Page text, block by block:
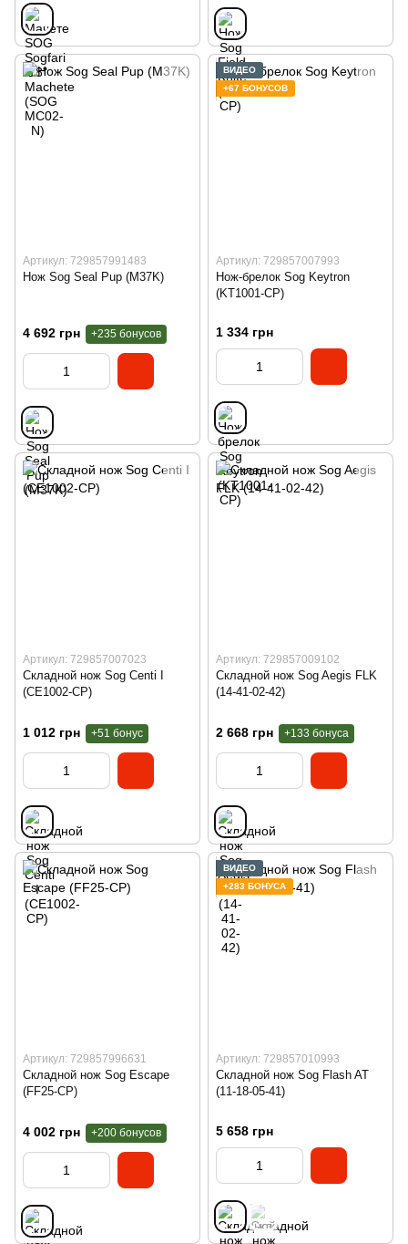
Артикул: 729857991483
Нож Sog Seal Pup (M37K)
4 692 грн +235 бонусов
ВИДЕО
+67 БОНУСОВ
Артикул: 729857007993
Нож-брелок Sog Keytron
(KT1001-CP)
1 334 грн
Артикул: 729857007023
Складной нож Sog Centi I
(CE1002-CP)
1 012 грн +51 бонус
Артикул: 729857009102
Складной нож Sog Aegis FLK
(14-41-02-42)
2 668 грн +133 бонуса
Артикул: 729857996631
Складной нож Sog Escape
(FF25-CP)
4 002 грн +200 бонусов
ВИДЕО
+283 БОНУСА
Артикул: 729857010993
Складной нож Sog Flash AT
(11-18-05-41)
5 658 грн